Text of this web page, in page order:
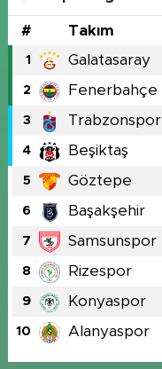
# Takım
1 Galatasaray
2 Fenerbahçe
3 Trabzonspor
4 Beşiktaş
5 Göztepe
6 Başakşehir
7 Samsunspor
8 Rizespor
9 Konyaspor
10 Alanyaspor